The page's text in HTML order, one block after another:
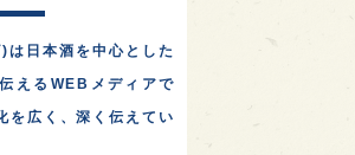
日本酒を中心とした
えるWEBメディアで
を広く、深く伝えてい